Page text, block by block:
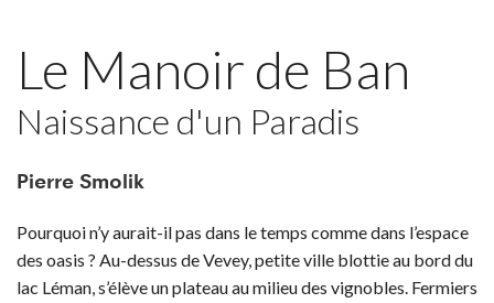
Le Manoir de Ban
Naissance d'un Paradis
Pierre Smolik
Pourquoi n’y aurait-il pas dans le temps comme dans l’espace
des oasis ? Au-dessus de Vevey, petite ville blottie au bord du
lac Léman, s’élève un plateau au milieu des vignobles. Fermiers